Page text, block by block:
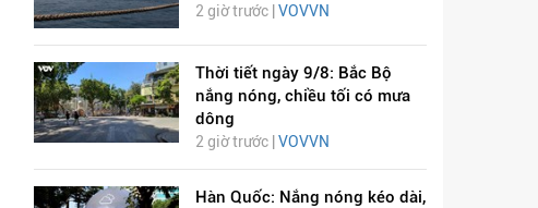
2 giờ trước | VOVVN
Thời tiết ngày 9/8: Bắc Bộ
nắng nóng, chiều tối có mưa
dông
2 giờ trước | VOVVN
Hàn Quốc: Nắng nóng kéo dài,